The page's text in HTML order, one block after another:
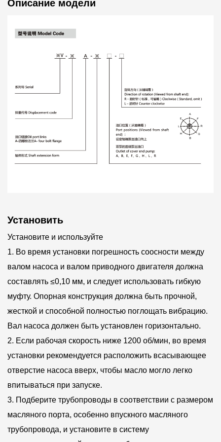
одной отличительной чертой этого лопастного насоса.
гидравлической передачи насоса, снижения
производственных процессов. Это не только улучшает
общую производительность гидравлической системы,
но также помогает снизить эксплуатационные расходы
системы и улучшить использование энергии.
Производители уделяют много внимания выбору
материалы, такие как улучшенная легированная сталь,
срок его службы. Производитель гарантирует, что
качества с помощью современных станков с ЧПУ и
высокоточного обрабатывающего оборудования.
Точность этого производственного процесса не только
обеспечивает надежность продукта, но и снижает
затраты на техническое обслуживание, позволяя
пользователям получать выгоду от стабильности и
долговечности насоса в долгосрочной перспективе.
Ремонтопригодность лопастного гидронасоса серии V
10V также находится в центре внимания
производителя. Модульная конструкция упрощает
обслуживание насоса. Между каждым модулем
Описание модели
Установить
Установите и используйте
1. Во время установки погрешность соосности между
валом насоса и валом приводного двигателя должна
составлять ≤0,10 мм, и следует использовать гибкую
муфту. Опорная конструкция должна быть прочной,
жесткой и способной полностью поглощать вибрацию.
Вал насоса должен быть установлен горизонтально.
2. Если рабочая скорость ниже 1200 об/мин, во время
установки рекомендуется расположить всасывающее
отверстие насоса вверх, чтобы масло могло легко
впитываться при запуске.
3. Подберите трубопроводы в соответствии с размером
масляного порта, особенно впускного масляного
трубопровода, и установите в систему